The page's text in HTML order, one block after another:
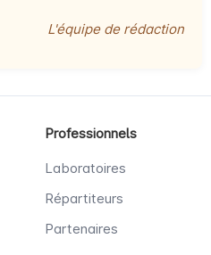
L'équipe de rédaction
Professionnels
Laboratoires
Répartiteurs
Partenaires